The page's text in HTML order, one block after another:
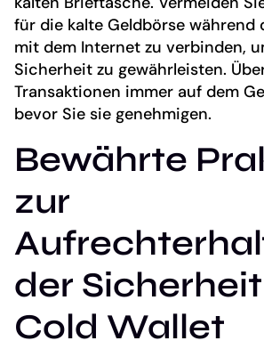
für die kalte Geldbörse während
mit dem Internet zu verbinden,
Sicherheit zu gewährleisten.
Transaktionen immer auf dem
bevor Sie sie genehmigen.
Bewährte
zur
der
Cold Wallet